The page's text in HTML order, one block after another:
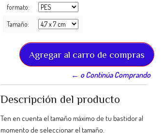
formato:
Tamaño:
← o Continúa Comprando
Descripción del producto
Ten en cuenta el tamaño máximo de tu bastidor al
momento de seleccionar el tamaño.